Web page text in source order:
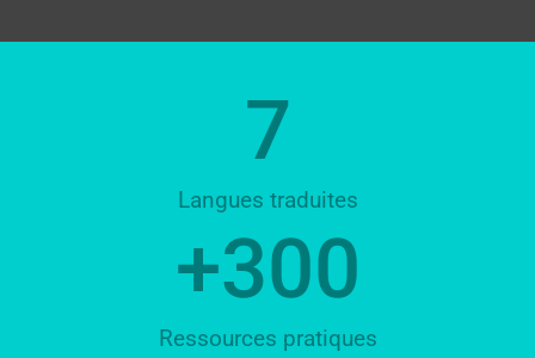
Langues traduites
7
Ressources pratiques
+300